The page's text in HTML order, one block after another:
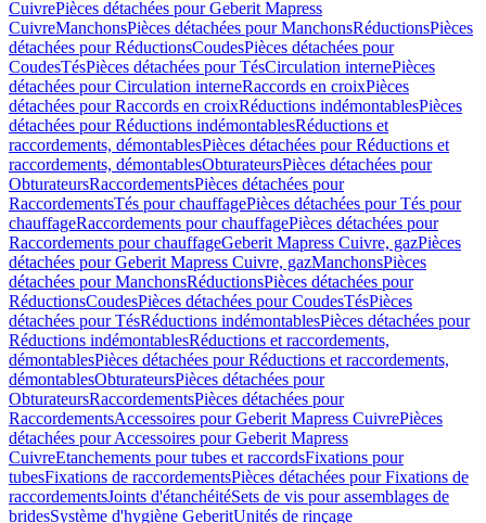
CuivrePièces détachées pour Geberit Mapress
CuivreManchonsPièces détachées pour ManchonsRéductionsPièces
détachées pour RéductionsCoudesPièces détachées pour
CoudesTésPièces détachées pour TésCirculation internePièces
détachées pour Circulation interneRaccords en croixPièces
détachées pour Raccords en croixRéductions indémontablesPièces
détachées pour Réductions indémontablesRéductions et
raccordements, démontablesPièces détachées pour Réductions et
raccordements, démontablesObturateursPièces détachées pour
ObturateursRaccordementsPièces détachées pour
RaccordementsTés pour chauffagePièces détachées pour Tés pour
chauffageRaccordements pour chauffagePièces détachées pour
Raccordements pour chauffageGeberit Mapress Cuivre, gazPièces
détachées pour Geberit Mapress Cuivre, gazManchonsPièces
détachées pour ManchonsRéductionsPièces détachées pour
RéductionsCoudesPièces détachées pour CoudesTésPièces
détachées pour TésRéductions indémontablesPièces détachées pour
Réductions indémontablesRéductions et raccordements,
démontablesPièces détachées pour Réductions et raccordements,
démontablesObturateursPièces détachées pour
ObturateursRaccordementsPièces détachées pour
RaccordementsAccessoires pour Geberit Mapress CuivrePièces
détachées pour Accessoires pour Geberit Mapress
CuivreEtanchements pour tubes et raccordsFixations pour
tubesFixations de raccordementsPièces détachées pour Fixations de
raccordementsJoints d'étanchéitéSets de vis pour assemblages de
bridesSystème d'hygiène GeberitUnités de rinçage